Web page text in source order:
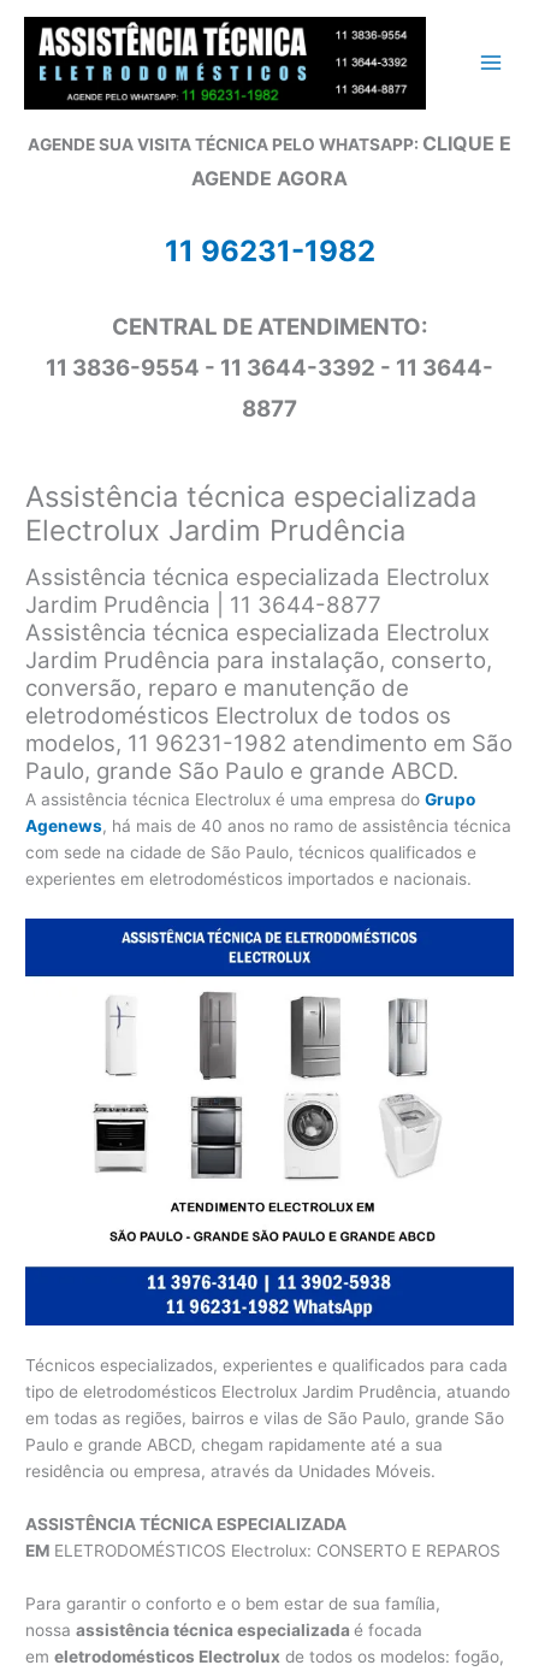
conteúdo
AGENDE SUA VISITA TÉCNICA PELO WHATSAPP: CLIQUE E
AGENDE AGORA
11 96231-1982
CENTRAL DE ATENDIMENTO:
11 3836-9554 - 11 3644-3392 - 11 3644-
8877
Assistência técnica especializada
Electrolux Jardim Prudência
Assistência técnica especializada Electrolux
Jardim Prudência | 11 3644-8877
Assistência técnica especializada Electrolux
Jardim Prudência para instalação, conserto,
conversão, reparo e manutenção de
eletrodomésticos Electrolux de todos os
modelos, 11 96231-1982 atendimento em São
Paulo, grande São Paulo e grande ABCD.
A assistência técnica Electrolux é uma empresa doGrupo
Agenews, há mais de 40 anos no ramo de assistência técnica
com sede na cidade de São Paulo, técnicos qualificados e
experientes em eletrodomésticos importados e nacionais.
Técnicos especializados, experientes e qualificados para cada
tipo de eletrodomésticos Electrolux Jardim Prudência, atuando
em todas as regiões, bairros e vilas de São Paulo, grande São
Paulo e grande ABCD, chegam rapidamente até a sua
residência ou empresa, através da Unidades Móveis.
ASSISTÊNCIA TÉCNICA ESPECIALIZADA
EM ELETRODOMÉSTICOS Electrolux: CONSERTO E REPAROS
Para garantir o conforto e o bem estar de sua família,
nossaassistência técnica especializadaé focada
emeletrodomésticos Electrolux de todos os modelos: fogão,